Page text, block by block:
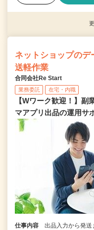
ネットショップの
送軽作業
合同会社Re Start
業務委託 在宅・内職
【Wワーク歓迎！】副
マアプリ出品の運用サ
仕事内容
出品入力から発